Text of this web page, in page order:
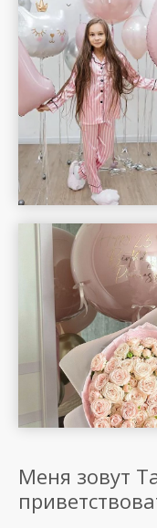
Меня зовут